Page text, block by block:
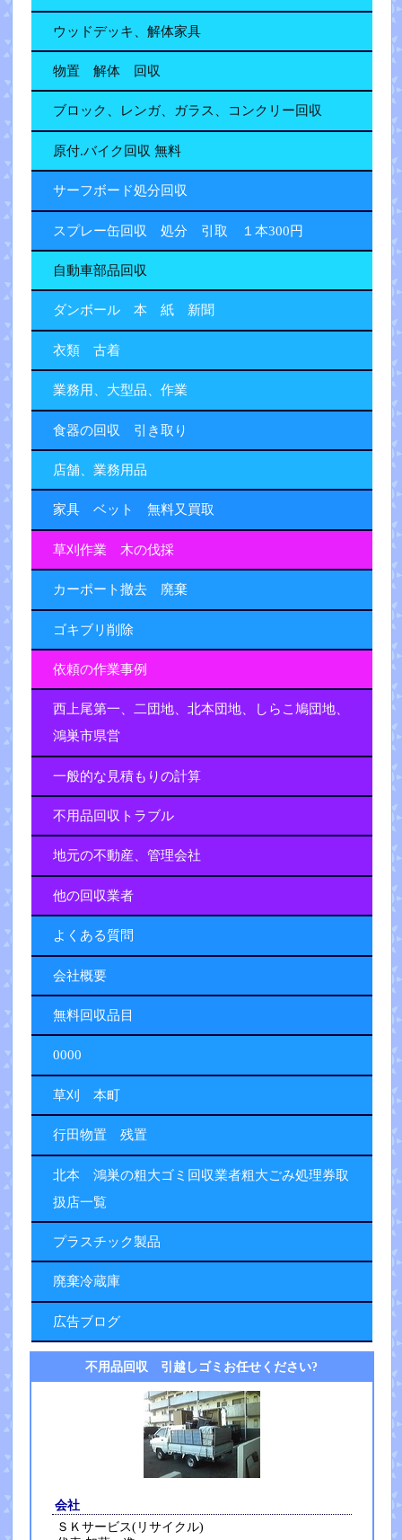
ウッドデッキ、解体家具
物置 解体 回収
ブロック、レンガ、ガラス、コンクリー回収
原付.バイク回収 無料
サーフボード処分回収
スプレー缶回収 処分 引取 １本300円
自動車部品回収
ダンボール 本 紙 新聞
衣類 古着
業務用、大型品、作業
食器の回収 引き取り
店舗、業務用品
家具 ベット 無料又買取
草刈作業 木の伐採
カーポート撤去 廃棄
ゴキブリ削除
依頼の作業事例
西上尾第一、二団地、北本団地、しらこ鳩団地、
鴻巣市県営
一般的な見積もりの計算
不用品回収トラブル
地元の不動産、管理会社
他の回収業者
よくある質問
会社概要
無料回収品目
0000
草刈 本町
行田物置 残置
北本 鴻巣の粗大ゴミ回収業者粗大ごみ処理券取
扱店一覧
プラスチック製品
廃棄冷蔵庫
広告ブログ
不用品回収 引越しゴミお任せください?
会社
ＳＫサービス(リサイクル)